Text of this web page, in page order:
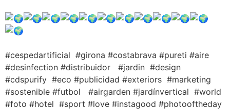
#cespedartificial #girona #costabrava #pureti #aire
#desinfection #distribuidor #jardin #design
#cdspurify #eco #publicidad #exteriors #marketing
#sostenible #futbol #airgarden #jardínvertical #world
#foto #hotel #sport #love #instagood #photooftheday